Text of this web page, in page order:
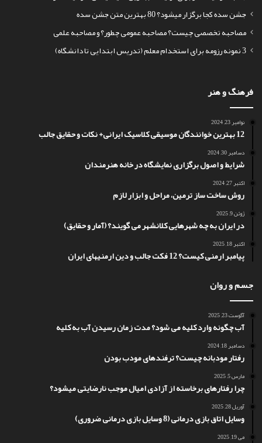
جشن سده کجا برگزار میشود؟ 80 بهترین متن جشن سده
مصاحبه تخصصی چیست؟ مصاحبه عمومی چطور؟ و مصاحبه علمی
3 نمونه رزومه برای استخدام معلم (تدریس ابتدایی تا دانشگاه)
فرهنگ و هنر
نوامبر 23, 2024
12 بهترین خوانندگان موسیقی کلاسیک ایرانی+ نکات و حقایق جالب
دسامبر 30, 2024
شرایط و اصول برگزاری نمایشگاه در خانه هنرمندان
اکتبر 27, 2024
روش ساخت ساز ترمین، مراحل و ابزار لازم
ژوئن 9, 2025
در ایران به چه شهرهایی کلانشهر می گویند؟ (آمار و حقایق)
اکتبر 18, 2025
پیامبر ارمنی کیست؟ 12 فکت جالب و دین ارمنیهای ایران
جسم و روان
آگوست 23, 2025
آب چگونه وارد کلیه می شود؟ مدت زمان رسیدن آب به کلیه
دسامبر 18, 2024
رفتار مودبانه چیست؟ ترفندهای مودب بودن
مارس 5, 2025
چرا رفتارهای برخاسته از آزادی امیال موجب نارضایتی میشود؟
آوریل 28, 2025
وسایل اتاق بازی درمانی (8 وسایل بازی درمانی ضروری)
می 19, 2025